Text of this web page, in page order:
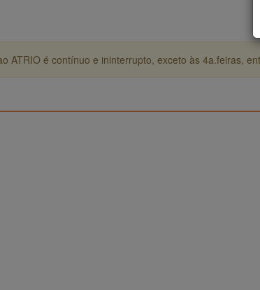
ATRIO é contínuo e ininterrupto, exceto às 4a.feiras,